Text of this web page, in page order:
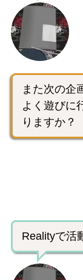
また次の企
よく遊びに
りますか？
Realityで活